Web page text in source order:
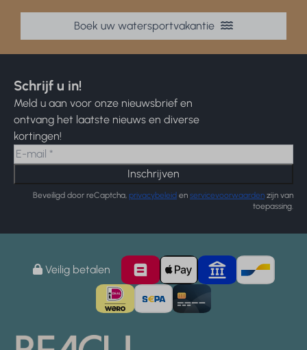
Boek uw watersportvakantie
Schrijf u in!
Meld u aan voor onze nieuwsbrief en
ontvang het laatste nieuws en diverse
kortingen!
Inschrijven
Beveiligd door reCaptcha, privacybeleid en servicevoorwaarden zijn van
toepassing.
Veilig betalen